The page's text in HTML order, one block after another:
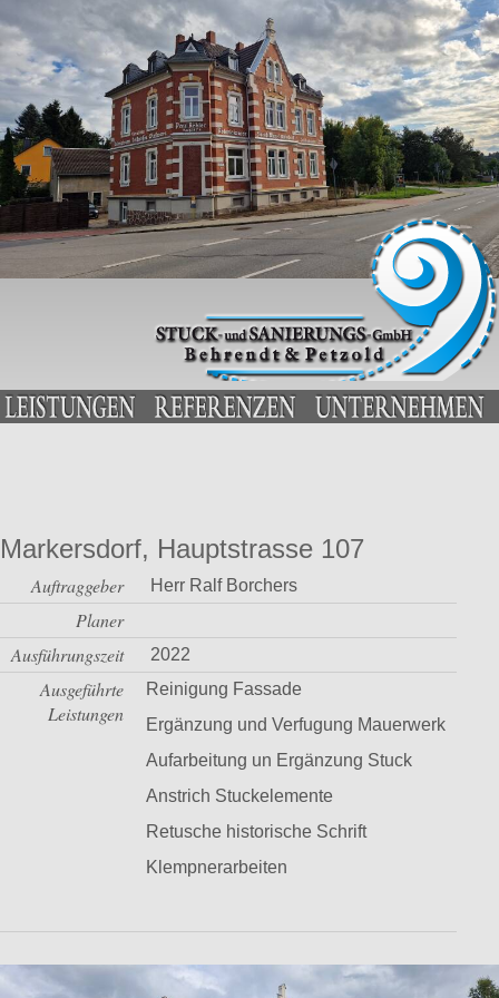
Markersdorf, Hauptstrasse 107
Auftraggeber Herr Ralf Borchers
Planer
Ausführungszeit
2022
Ausgeführte
Leistungen
Reinigung Fassade
Ergänzung und Verfugung Mauerwerk
Aufarbeitung un Ergänzung Stuck
Anstrich Stuckelemente
Retusche historische Schrift
Klempnerarbeiten